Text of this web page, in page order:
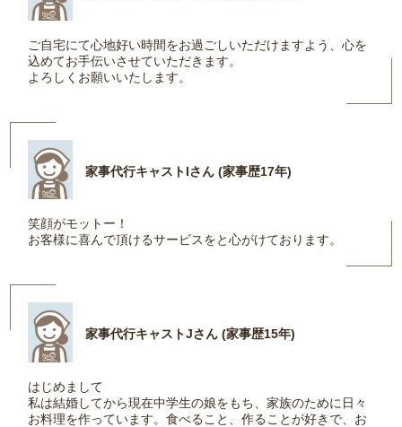
ご自宅にて心地好い時間をお過ごしいただけますよう、心を
込めてお手伝いさせていただきます。
よろしくお願いいたします。
家事代行キャストIさん (家事歴17年)
笑顔がモットー！
お客様に喜んで頂けるサービスをと心がけております。
家事代行キャストJさん (家事歴15年)
はじめまして
私は結婚してから現在中学生の娘をもち、家族のために日々
お料理を作っています。食べること、作ることが好きで、お